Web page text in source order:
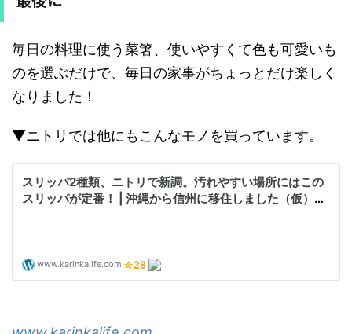
毎日の料理に使う菜箸、使いやすくて色も可愛いも
のを選ぶだけで、毎日の家事がちょっとだけ楽しく
なりました！
▼ニトリでは他にもこんなモノを買っています。